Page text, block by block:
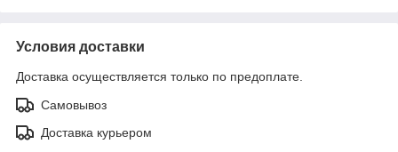
Условия доставки
Доставка осуществляется только по предоплате.
Самовывоз
Доставка курьером